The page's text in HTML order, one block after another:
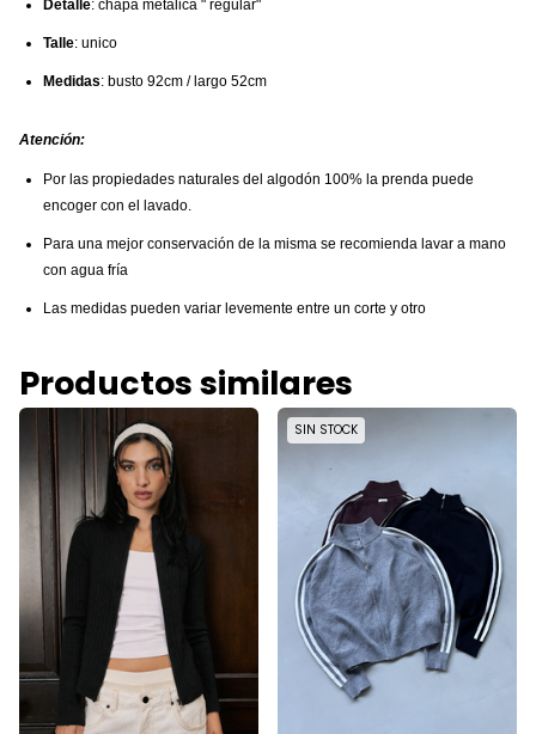
Detalle: chapa metalica " regular"
Talle: unico
Medidas: busto 92cm / largo 52cm
Atención:
Por las propiedades naturales del algodón 100% la prenda puede
encoger con el lavado.
Para una mejor conservación de la misma se recomienda lavar a mano
con agua fría
Las medidas pueden variar levemente entre un corte y otro
Productos similares
SIN STOCK